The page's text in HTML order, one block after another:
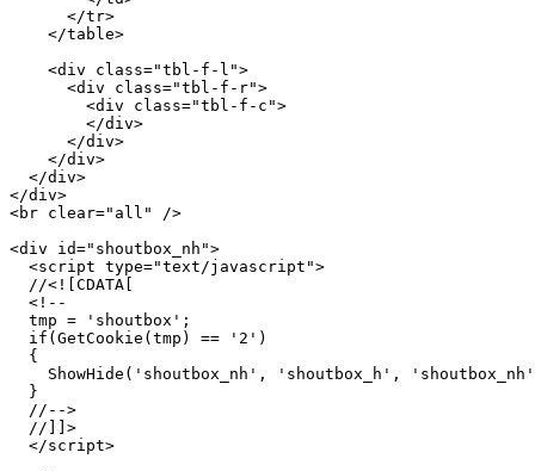
      </tr>
    </table>
    <div class="tbl-f-l">
      <div class="tbl-f-r">
        <div class="tbl-f-c">
        </div>
      </div>
    </div>
  </div>
</div>
<br clear="all" />
<div id="shoutbox_nh">
  <script type="text/javascript">
  //<![CDATA[
  <!--
  tmp = 'shoutbox';
  if(GetCookie(tmp) == '2')
  {
ShowHide('shoutbox_nh', 'shoutbox_h',
  }
  //-->
  //]]>
  </script>